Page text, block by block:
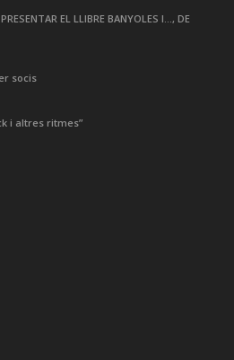
EL LLIBRE BANYOLES I…, DE
socis
i altres ritmes”